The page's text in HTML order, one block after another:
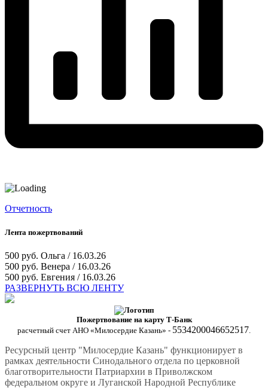
Отчетность
Лента пожертвований
500 руб. Ольга / 16.03.26
500 руб. Венера / 16.03.26
500 руб. Евгения / 16.03.26
РАЗВЕРНУТЬ ВСЮ ЛЕНТУ
Пожертвование на карту Т-Банк
расчетный счет АНО «Милосердие Казань» - 5534200046652517
Ресурсный центр "Милосердие Казань" функционирует в
рамках деятельности Синодального отдела по церковной
благотворительности Патриархии в Приволжском
федеральном округе и Луганской Народной Республике